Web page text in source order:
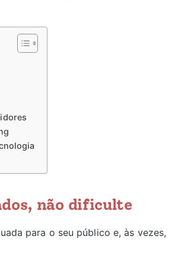
não dificulte
para o seu público e, às vezes,